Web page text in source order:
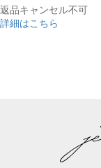
返品キャンセル不可
詳細はこちら